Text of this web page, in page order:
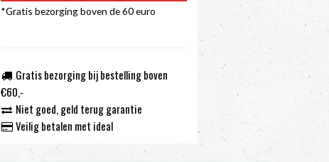
*Gratis bezorging boven de 60 euro
Gratis bezorging bij bestelling boven
€60,-
Niet goed, geld terug garantie
Veilig betalen met ideal